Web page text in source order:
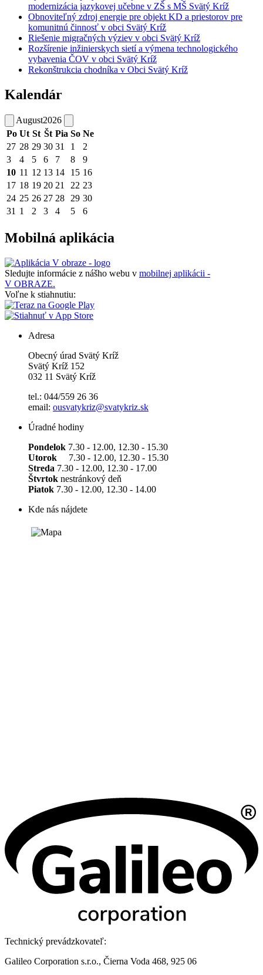
modernizácia jazykovej učebne v ZŠ s MŠ Svätý Kríž
Obnoviteľný zdroj energie pre objekt KD a priestorov pre
komunitnú činnosť v obci Svätý Kríž
Riešenie migračných výziev v obci Svätý Kríž
Rozšírenie inžinierskych sietí a výmena technologického
vybavenia ČOV v obci Svätý Kríž
Rekonštrukcia chodníka v Obci Svätý Kríž
Kalendár
August2026
Po Ut St Št Pia So Ne
27 28 29 30 31 1
2
3
4 5 6 7 8
9
10 11 12 13 14 15 16
17 18 19 20 21 22 23
24 25 26 27 28 29 30
31 1 2 3 4 5 6
Mobilná aplikácia
Sledujte informácie z nášho webu v mobilnej aplikácii -
V OBRAZE.
Voľne k stiahnutiu:
Adresa
Obecný úrad Svätý Kríž
Svätý Kríž 152
032 11 Svätý Kríž
tel.: 044/559 26 36
email: ousvatykriz@svatykriz.sk
Úradné hodiny
Pondelok 7.30 - 12.00, 12.30 - 15.30
Utorok 7.30 - 12.00, 12.30 - 15.30
Streda 7.30 - 12.00, 12.30 - 17.00
Štvrtok nestránkový deň
Piatok 7.30 - 12.00, 12.30 - 14.00
Kde nás nájdete
Technický prevádzkovateľ:
Galileo Corporation s.r.o., Čierna Voda 468, 925 06